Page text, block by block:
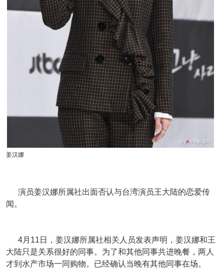
姜汉娜
演员姜汉娜所属社出面否认与台湾演员王大陆的恋爱传
闻。
4月11日，姜汉娜所属社相关人员发表声明，姜汉娜和王
大陆只是关系很好的同事。为了和其他同事共进晚餐，两人
才到水产市场一同购物。已经确认当晚有其他同事在场。